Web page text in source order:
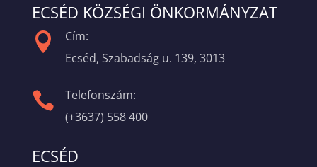
ECSÉD KÖZSÉGI ÖNKORMÁNYZAT

Cím:
Ecséd, Szabadság u. 139, 3013

Telefonszám:
(+3637) 558 400
ECSÉD